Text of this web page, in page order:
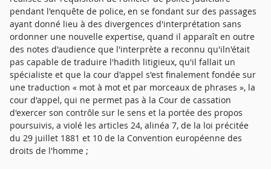
pendant l'enquête de police, en se fondant sur des passages
ayant donné lieu à des divergences d'interprétation sans
ordonner une nouvelle expertise, quand il apparaît en outre
des notes d'audience que l'interprète a reconnu qu'iln'était
pas capable de traduire l'hadith litigieux, qu'il fallait un
spécialiste et que la cour d'appel s'est finalement fondée sur
une traduction « mot à mot et par morceaux de phrases », la
cour d'appel, qui ne permet pas à la Cour de cassation
d'exercer son contrôle sur le sens et la portée des propos
poursuivis, a violé les articles 24, alinéa 7, de la loi précitée
du 29 juillet 1881 et 10 de la Convention européenne des
droits de l'homme ;